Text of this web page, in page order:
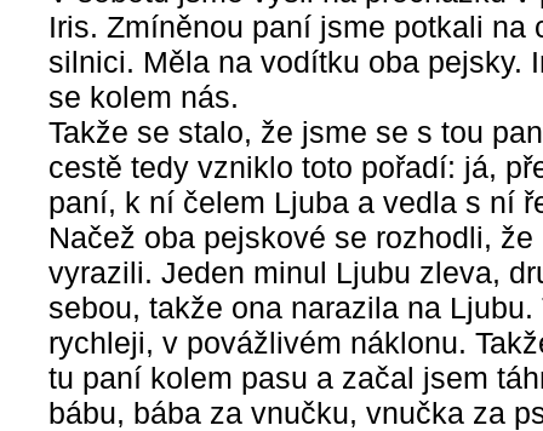
Iris. Zmíněnou paní jsme potkali na
silnici. Měla na vodítku oba pejsky.
se kolem nás.
Takže se stalo, že jsme se s tou
cestě tedy vzniklo toto pořadí: já,
paní, k ní čelem Ljuba a vedla s ní
Načež oba pejskové se rozhodli,
vyrazili. Jeden minul Ljubu zleva,
sebou, takže ona narazila na
rychleji, v povážlivém náklonu.
tu paní kolem pasu a začal jsem
bábu, bába za vnučku, vnučka za